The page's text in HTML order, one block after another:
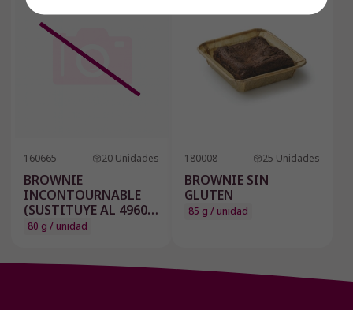
160665 20 Unidades
BROWNIE
INCONTOURNABLE
(SUSTITUYE AL 4960 Y
160631)
80 g / unidad
180008 25 Unidades
BROWNIE SIN
GLUTEN
85 g / unidad